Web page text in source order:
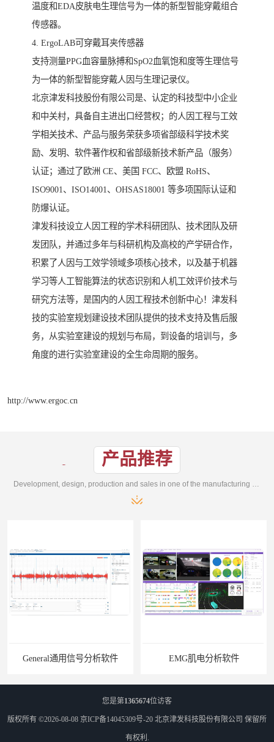
温度和EDA皮肤电生理信号为一体的新型智能穿戴组合
传感器。
4. ErgoLAB可穿戴耳夹传感器
支持测量PPG血容量脉搏和SpO2血氧饱和度等生理信号
为一体的新型智能穿戴人因与生理记录仪。
北京津发科技股份有限公司是、认定的科技型中小企业
和中关村，具备自主进出口经营权；的人因工程与工效
学相关技术、产品与服务荣获多项省部级科学技术奖
励、发明、软件著作权和省部级新技术新产品（服务）
认证；通过了欧洲 CE、美国 FCC、欧盟 RoHS、
ISO9001、ISO14001、OHSAS18001 等多项国际认证和
防爆认证。
津发科技设立人因工程的学术科研团队、技术团队及研
发团队，并通过多年与科研机构及高校的产学研合作，
积累了人因与工效学领域多项核心技术，以及基于机器
学习等人工智能算法的状态识别和人机工效评价技术与
研究方法等，是国内的人因工程技术创新中心！津发科
技的实验室规划建设技术团队提供的技术支持及售后服
务，从实验室建设的规划与布局，到设备的培训与，多
角度的进行实验室建设的全生命周期的服务。
http://www.ergoc.cn
产品推荐
General通用信号分析软件 EMG肌电分析软件
您是第1365674位访客
版权所有 ©2026-08-08 京ICP备14045309号-20 北京津发科技股份有限公司 保留所
有权利.